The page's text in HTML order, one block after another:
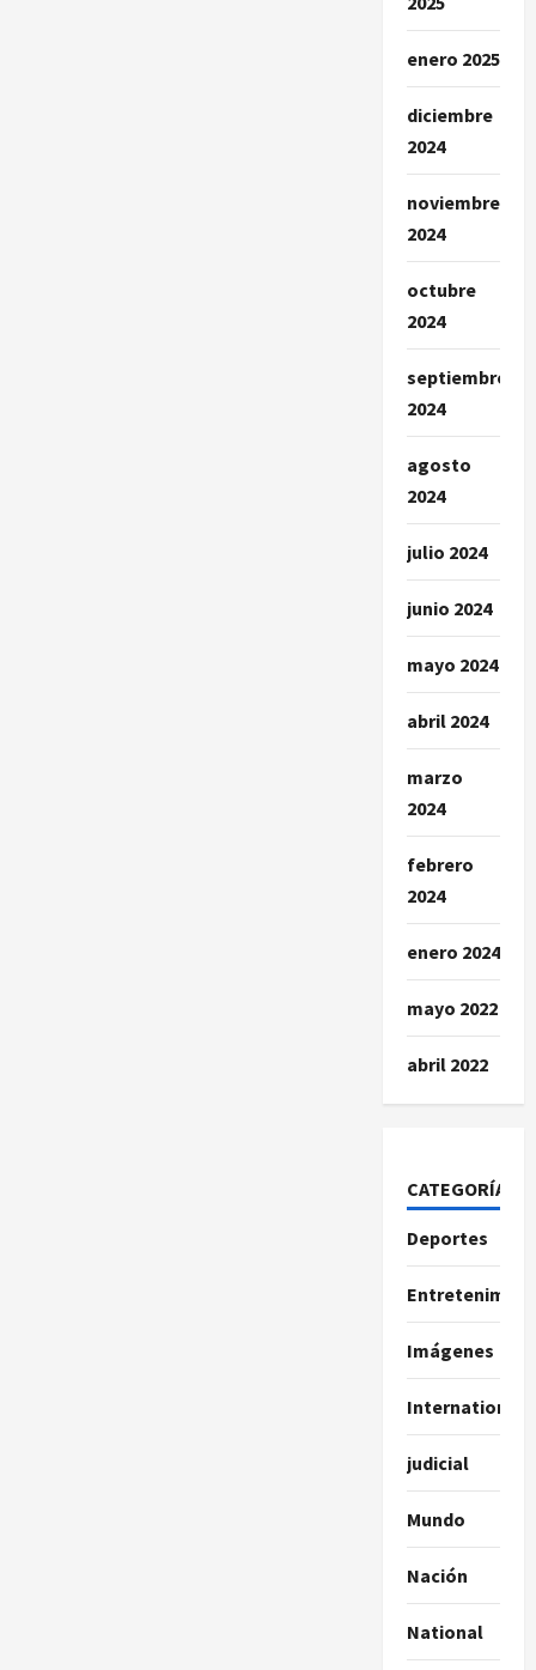
enero 2025
diciembre
2024
noviembre
2024
octubre
2024
septiembre
2024
agosto
2024
julio 2024
junio 2024
mayo 2024
abril 2024
marzo
2024
febrero
2024
enero 2024
mayo 2022
abril 2022
CATEGORÍAS
Deportes
Imágenes
International
judicial
Mundo
Nación
National